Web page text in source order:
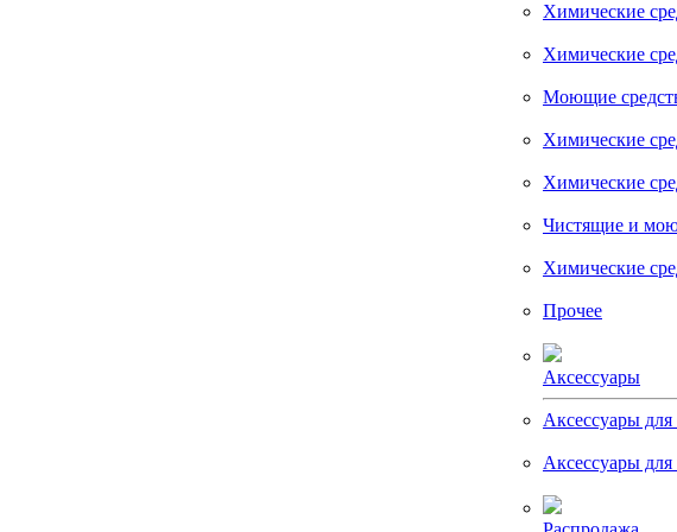
Химические
Химические
Моющие
Химические
Химические
Чистящие и
Химические
Прочее
Аксессуары
Аксессуары
Аксессуары